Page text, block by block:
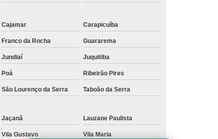
Cajamar Carapicuíba
Franco da Rocha Guararema
Jundiaí Juquitiba
Poá Ribeirão Pires
São Lourenço da Serra Taboão da Serra
Jaçanã Lauzane Paulista
Vila Gustavo Vila Maria